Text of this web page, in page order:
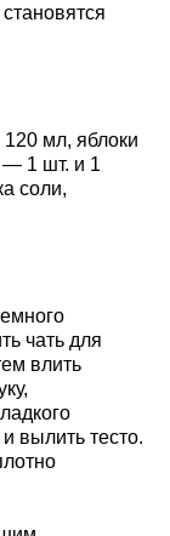
мл, яблоки
— 1 шт. и 1
соли,
чать для
влить
вылить тесто.